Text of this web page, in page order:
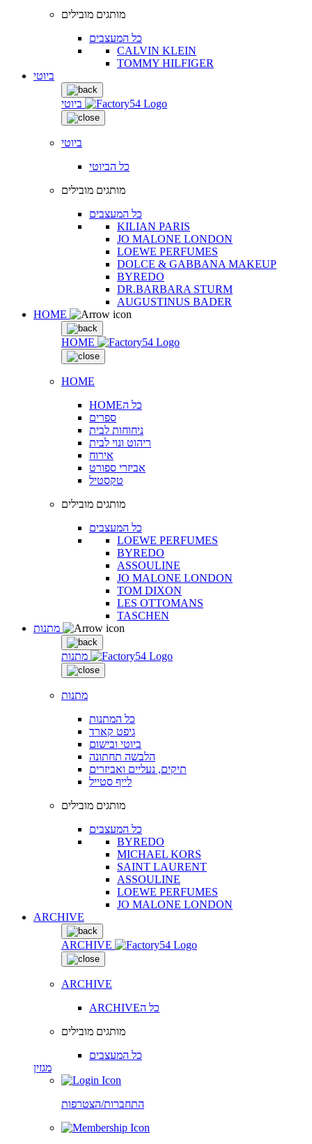
מותגים מובילים
כל המעצבים
CALVIN KLEIN
TOMMY HILFIGER
ביוטי
ביוטי
ביוטי
כל הביוטי
מותגים מובילים
כל המעצבים
KILIAN PARIS
JO MALONE LONDON
LOEWE PERFUMES
DOLCE & GABBANA MAKEUP
BYREDO
DR.BARBARA STURM
AUGUSTINUS BADER
HOME
HOME
HOME
HOMEכל ה
ספרים
ניחוחות לבית
ריהוט ונוי לבית
אירוח
אביזרי ספורט
טקסטיל
מותגים מובילים
כל המעצבים
LOEWE PERFUMES
BYREDO
ASSOULINE
JO MALONE LONDON
TOM DIXON
LES OTTOMANS
TASCHEN
מתנות
מתנות
כל המתנות
גיפט קארד
ביוטי ובישום
הלבשה תחתונה
תיקים, נעליים ואביזרים
לייף סטייל
מותגים מובילים
כל המעצבים
BYREDO
MICHAEL KORS
SAINT LAURENT
ASSOULINE
LOEWE PERFUMES
JO MALONE LONDON
ARCHIVE
ARCHIVE
ARCHIVE
ARCHIVEכל ה
מותגים מובילים
כל המעצבים
מגזין
התחברות/הצטרפות